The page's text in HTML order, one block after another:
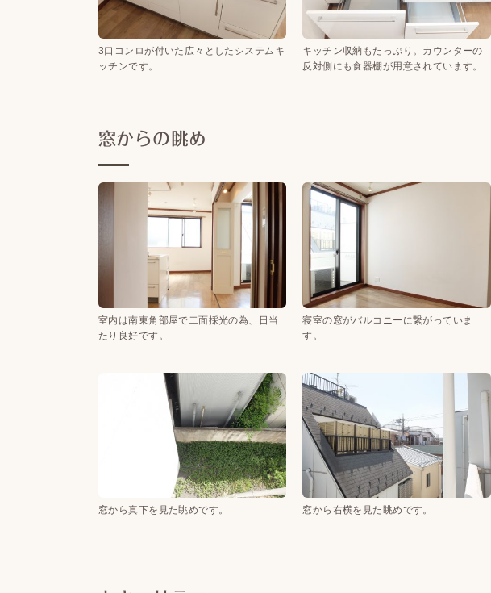
3口コンロが付いた広々としたシステムキ
ッチンです。
キッチン収納もたっぷり。カウンターの
反対側にも食器棚が用意されています。
窓からの眺め
室内は南東角部屋で二面採光の為、日当
たり良好です。
寝室の窓がバルコニーに繋がっていま
す。
窓から真下を見た眺めです。 窓から右横を見た眺めです。